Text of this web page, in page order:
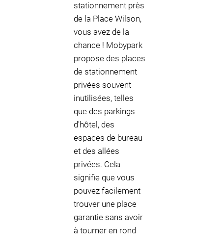
stationnement près
de la Place Wilson,
vous avez de la
chance ! Mobypark
propose des places
de stationnement
privées souvent
inutilisées, telles
que des parkings
d'hôtel, des
espaces de bureau
et des allées
privées. Cela
signifie que vous
pouvez facilement
trouver une place
garantie sans avoir
à tourner en rond